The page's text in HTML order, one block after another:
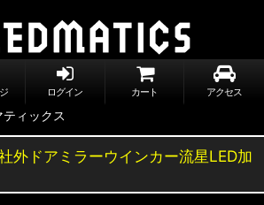
ログイン カート アクセス
外ドアミラーウインカー流星LED加